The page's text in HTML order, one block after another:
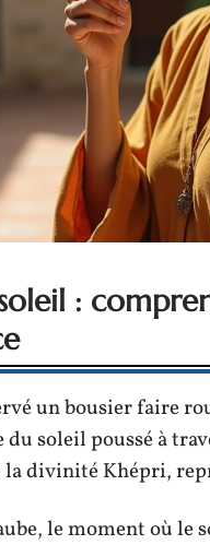
:
un bousier faire
soleil poussé à
divinité Khépri,
le moment où le